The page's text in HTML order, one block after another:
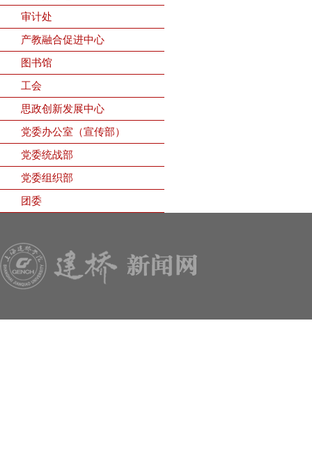
审计处
产教融合促进中心
图书馆
工会
思政创新发展中心
党委办公室（宣传部）
党委统战部
党委组织部
团委